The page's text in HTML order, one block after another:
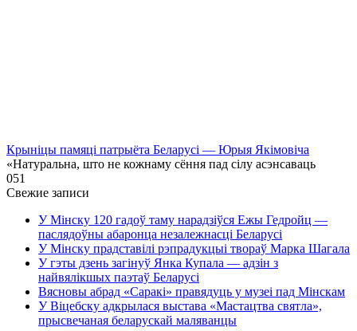
Крыніцы памяці патрыёта Беларусі — Юрыя Якімовіча
«Натуральна, што не кожнаму сёння пад сілу асэнсаваць
051
Свежие записи
У Мінску 120 гадоў таму нарадзіўся Ежы Гедройц —
паслядоўны абаронца незалежнасці Беларусі
У Мінску прадставілі рэпрадукцыі твораў Марка Шагала
У гэты дзень загінуў Янка Купала — адзін з
найвялікшых паэтаў Беларусі
Вясновы абрад «Саракі» правядуць у музеі пад Мінскам
У Віцебску адкрылася выстава «Мастацтва святла»,
прысвечаная беларускай маляванцы